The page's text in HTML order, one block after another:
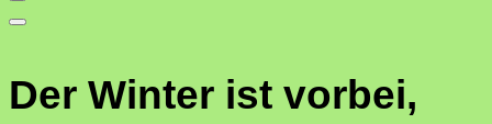
Der Winter ist vorbei,